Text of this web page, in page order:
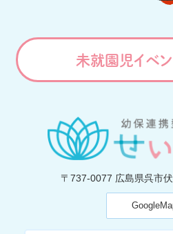
未就園児イベン
〒737-0077 広島県呉市